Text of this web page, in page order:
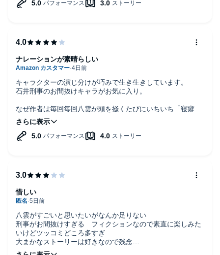
キャラクターの演じ分けが巧みで生き生きしています。
石井刑事のお間抜けキャラがお気に入り。
なぜ作者は毎回毎回八雲が頭を掻くたびにいちいち「寝癖だ
らけの」と描写するのだろう。。八雲が寝癖頭なのは、わか
ったって…
ナレーションが素晴らしい
八雲がすごいと思いたいがなんか足りない
刑事がお間抜けすぎる フィクションなので素直に楽しみた
いけどツッコミどころ多すぎ
大まかなストーリーは好きなので残念
ナレーションは本当に素敵です
惜しい